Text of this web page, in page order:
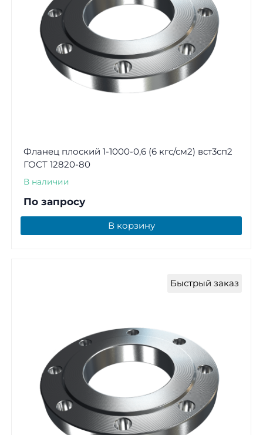
Фланец плоский 1-1000-0,6 (6 кгс/см2) вст3сп2
ГОСТ 12820-80
В наличии
По запросу
В корзину
Быстрый заказ